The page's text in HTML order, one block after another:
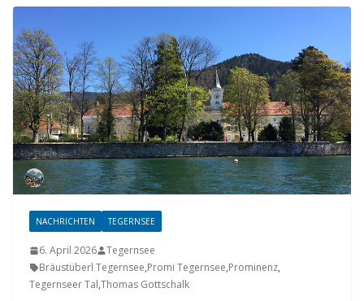
NACHRICHTEN TEGERNSEE
6. April 2026
Tegernsee
Bräustüberl Tegernsee,Promi Tegernsee,Prominenz,
Tegernseer Tal,Thomas Gottschalk